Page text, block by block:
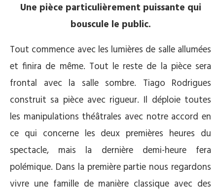
Une pièce particulièrement puissante qui
bouscule le public.
Tout commence avec les lumières de salle allumées
et finira de même. Tout le reste de la pièce sera
frontal avec la salle sombre. Tiago Rodrigues
construit sa pièce avec rigueur. Il déploie toutes
les manipulations théâtrales avec notre accord en
ce qui concerne les deux premières heures du
spectacle, mais la dernière demi-heure fera
polémique. Dans la première partie nous regardons
vivre une famille de manière classique avec des